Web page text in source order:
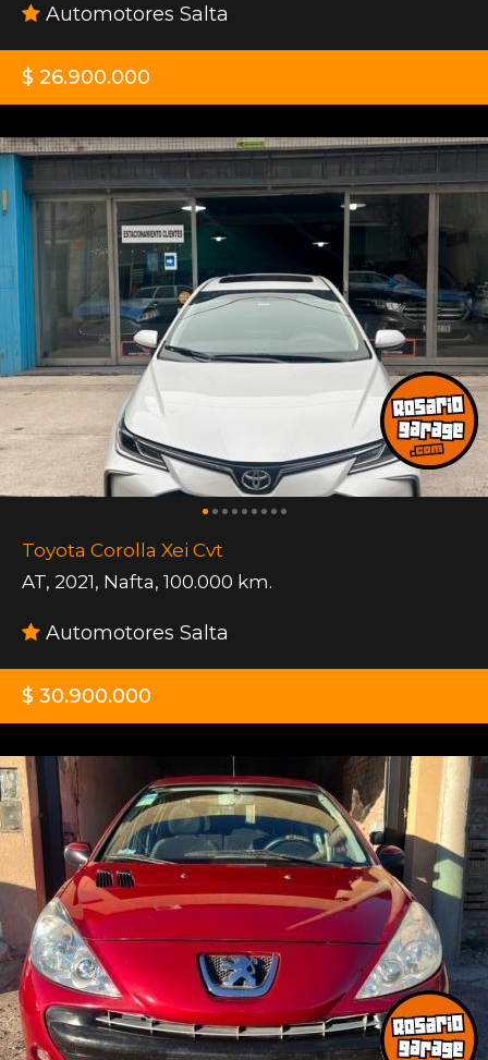
Automotores Salta
$ 26.900.000
Toyota Corolla Xei Cvt
AT, 2021, Nafta, 100.000 km.
Automotores Salta
$ 30.900.000